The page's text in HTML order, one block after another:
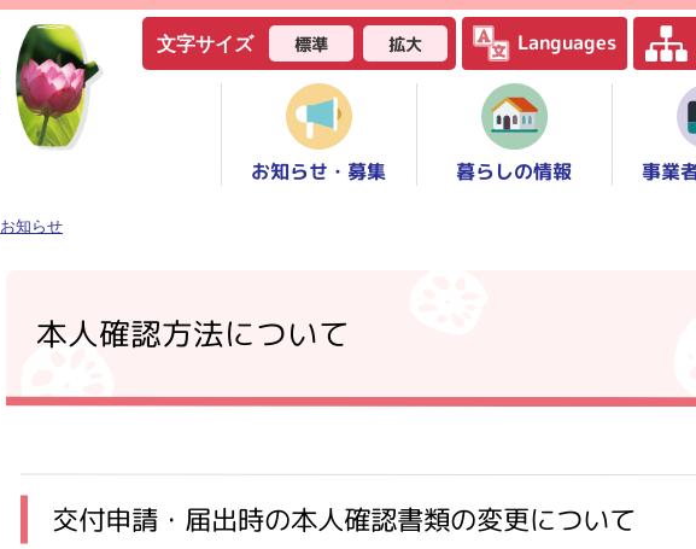
文字サイズ 標準 拡大 Languages
お知らせ・募集 暮らしの情報 事業
お知らせ
本人確認方法について
交付申請・届出時の本人確認書類の変更について